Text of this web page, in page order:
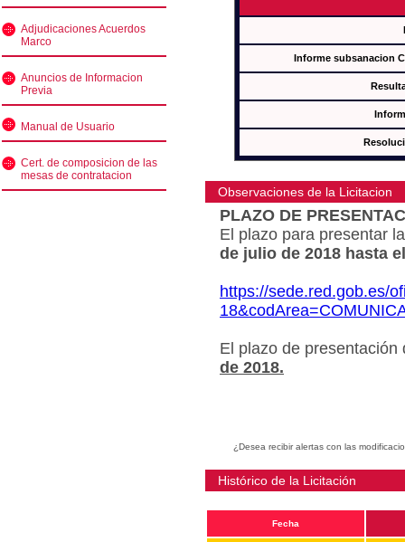
Adjudicaciones Acuerdos
Marco
Anuncios de Informacion
Previa
Manual de Usuario
Cert. de composicion de las
mesas de contratacion
Informe subsanacion
Observaciones de la Licitacion
PLAZO DE
El plazo para presentar
de julio de 2018 hasta
https://sede.red.gob.es/
El plazo de
de 2018.
¿Desea recibir alertas con las
Histórico de la Licitación
Fecha